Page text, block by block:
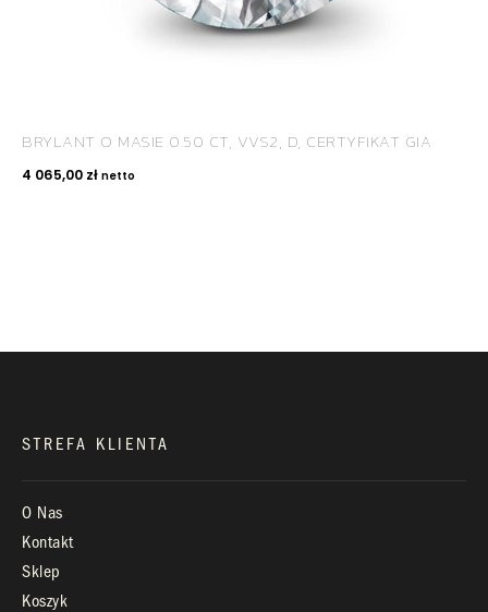
BRYLANT O MASIE 0.50 CT, VVS2, D, CERTYFIKAT GIA
4 065,00 zł netto
KONTAKT
STREFA KLIENTA
O Nas
Kontakt
Sklep
Koszyk